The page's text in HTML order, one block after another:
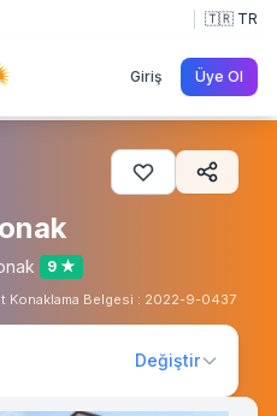
🇹🇷 TR
Giriş Üye Ol
9 ★
Konaklama Belgesi : 2022-9-0437
Değiştir